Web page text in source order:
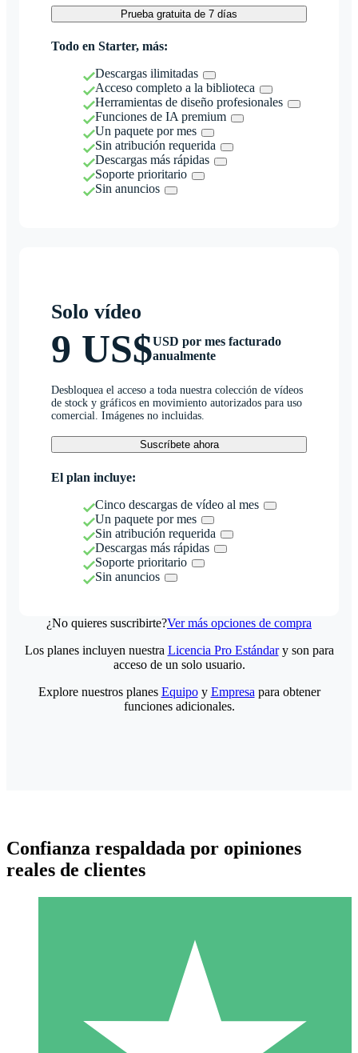
Prueba gratuita de 7 días
Todo en Starter, más:
Descargas ilimitadas
Acceso completo a la biblioteca
Herramientas de diseño profesionales
Funciones de IA premium
Un paquete por mes
Sin atribución requerida
Descargas más rápidas
Soporte prioritario
Sin anuncios
Solo vídeo
9 US$USD por mes facturado
anualmente
Desbloquea el acceso a toda nuestra colección de vídeos
de stock y gráficos en movimiento autorizados para uso
comercial. Imágenes no incluidas.
Suscríbete ahora
El plan incluye:
Cinco descargas de vídeo al mes
Un paquete por mes
Sin atribución requerida
Descargas más rápidas
Soporte prioritario
Sin anuncios
¿No quieres suscribirte?Ver más opciones de compra
Paquetes de Créditos Individuales
Paga según el uso con créditos de descarga. Sin compromiso
Los planes incluyen nuestra Licencia Pro Estándary son para
acceso de un solo usuario.
Explore nuestros planes Equipoy Empresa para obtener
funciones adicionales.
Confianza respaldada por opiniones
reales de clientes